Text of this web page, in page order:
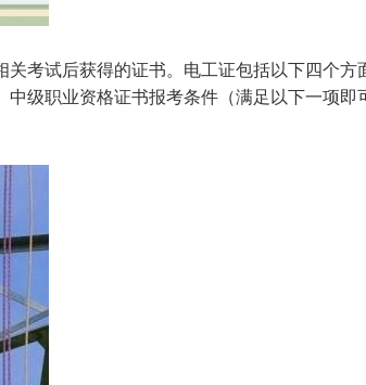
考试后获得的证书。电工证包括以下四个
级职业资格证书报考条件（满足以下一项即